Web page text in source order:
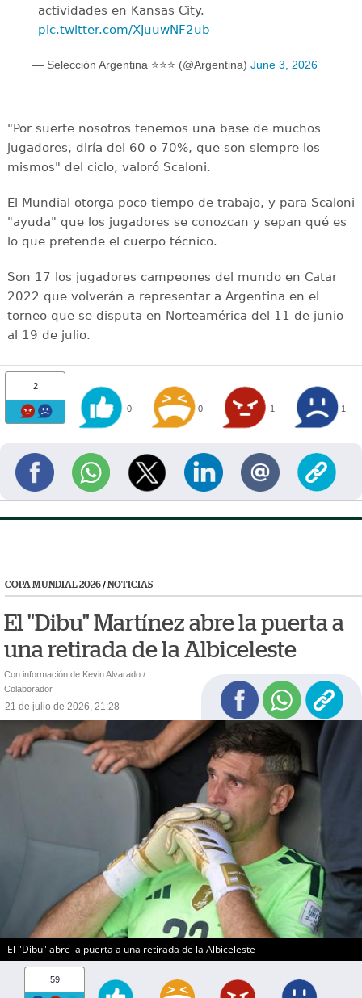
actividades en Kansas City.
pic.twitter.com/XJuuwNF2ub
— Selección Argentina ⭐⭐⭐ (@Argentina) June 3, 2026
"Por suerte nosotros tenemos una base de muchos
jugadores, diría del 60 o 70%, que son siempre los
mismos" del ciclo, valoró Scaloni.
El Mundial otorga poco tiempo de trabajo, y para Scaloni
"ayuda" que los jugadores se conozcan y sepan qué es
lo que pretende el cuerpo técnico.
Son 17 los jugadores campeones del mundo en Catar
2022 que volverán a representar a Argentina en el
torneo que se disputa en Norteamérica del 11 de junio
al 19 de julio.
2
0 0 1 1
COPA MUNDIAL 2026/NOTICIAS
El "Dibu" Martínez abre la puerta a
una retirada de la Albiceleste
Con información de Kevin Alvarado /
Colaborador
21 de julio de 2026, 21:28
El "Dibu" abre la puerta a una retirada de la Albiceleste
59